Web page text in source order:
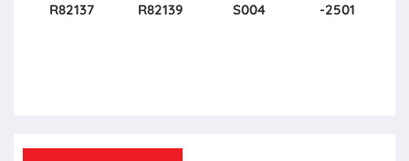
R82137
R82139
S004
-2501